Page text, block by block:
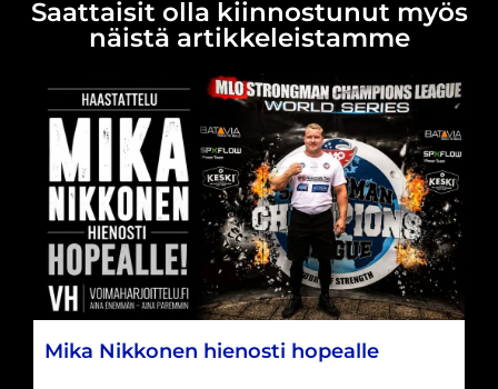
Saattaisit olla kiinnostunut myös
näistä artikkeleistamme
Mika Nikkonen hienosti hopealle